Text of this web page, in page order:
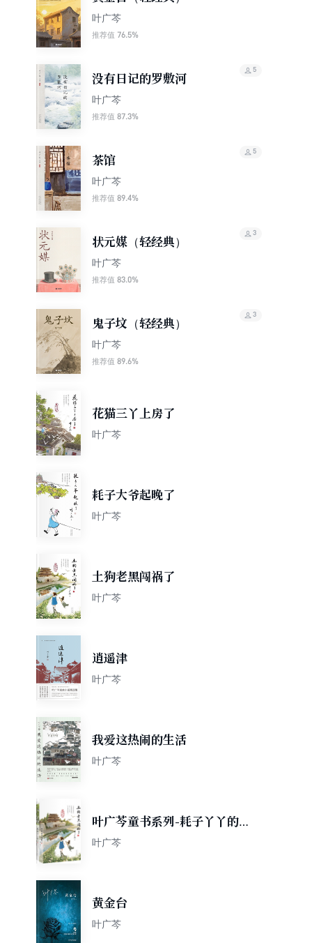
叶广芩
推荐值 76.5%
没有日记的罗敷河
叶广芩
推荐值 87.3%
5
茶馆
叶广芩
推荐值 89.4%
5
状元媒（轻经典）
叶广芩
推荐值 83.0%
3
鬼子坟（轻经典）
叶广芩
推荐值 89.6%
3
花猫三丫上房了
叶广芩
耗子大爷起晚了
叶广芩
土狗老黑闯祸了
叶广芩
逍遥津
叶广芩
我爱这热闹的生活
叶广芩
叶广芩童书系列-耗子丫丫的故
事（三本套装）
叶广芩
黄金台
叶广芩